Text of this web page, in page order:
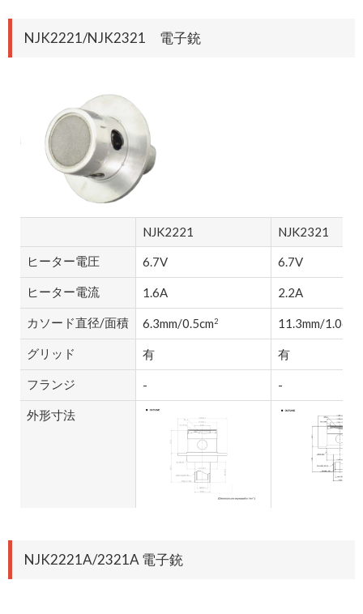
NJK2221/NJK2321 電子銃
NJK2221
NJK2321
ヒーター電圧
6.7V 6.7V
ヒーター電流 1.6A 2.2A
カソード直径/面積 6.3mm/0.5cm2 11.3mm/1.0cm
グリッド 有 有
フランジ - -
外形寸法
NJK2221A/2321A 電子銃